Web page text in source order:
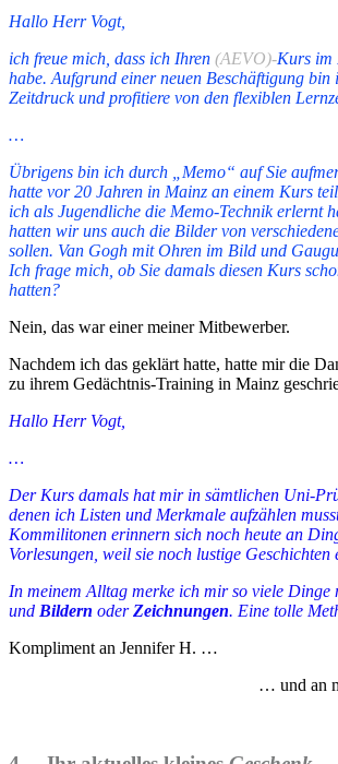
Hallo Herr Vogt,
ich freue mich, dass ich Ihren (AEVO)-Kurs im
habe. Aufgrund einer neuen Beschäftigung bin
Zeitdruck und profitiere von den flexiblen
…
Übrigens bin ich durch „Memo“ auf Sie
hatte vor 20 Jahren in Mainz an einem Kurs
ich als Jugendliche die Memo-Technik erlernt
hatten wir uns auch die Bilder von
sollen. Van Gogh mit Ohren im Bild und
Ich frage mich, ob Sie damals diesen Kurs
hatten?
Nein, das war einer meiner Mitbewerber.
Nachdem ich das geklärt hatte, hatte mir die
zu ihrem Gedächtnis-Training in Mainz
Hallo Herr Vogt,
…
Der Kurs damals hat mir in sämtlichen Uni-
denen ich Listen und Merkmale aufzählen
Kommilitonen erinnern sich noch heute an
Vorlesungen, weil sie noch lustige Geschichten
In meinem Alltag merke ich mir so viele Dinge
und Bildern oderZeichnungen. Eine tolle
Kompliment an JenniferH. …
… und an